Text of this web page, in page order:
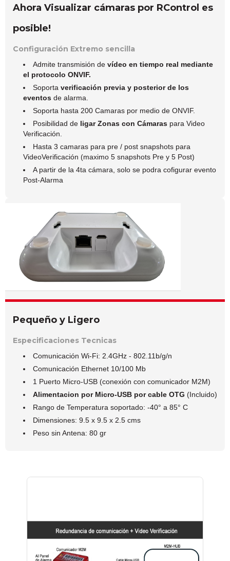
Ahora Visualizar cámaras por RControl es
posible!
Configuración Extremo sencilla
Admite transmisión de vídeo en tiempo real mediante
el protocolo ONVIF.
Soporta verificación previa y posterior de los
eventos de alarma.
Soporta hasta 200 Camaras por medio de ONVIF.
Posibilidad de ligar Zonas con Cámaras para Video
Verificación.
Hasta 3 camaras para pre / post snapshots para
VideoVerificación (maximo 5 snapshots Pre y 5 Post)
A partir de la 4ta cámara, solo se podra cofigurar evento
Post-Alarma
Pequeño y Ligero
Especificaciones Tecnicas
Comunicación Wi-Fi: 2.4GHz - 802.11b/g/n
Comunicación Ethernet 10/100 Mb
1 Puerto Micro-USB (conexión con comunicador M2M)
Alimentacion por Micro-USB por cable OTG (Incluido)
Rango de Temperatura soportado: -40° a 85° C
Dimensiones: 9.5 x 9.5 x 2.5 cms
Peso sin Antena: 80 gr